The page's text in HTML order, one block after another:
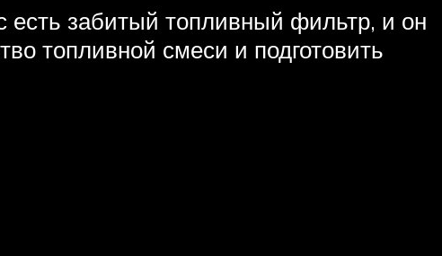
есть забитый топливный фильтр, и он
топливной смеси и подготовить